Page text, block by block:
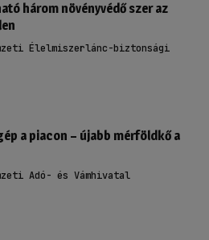
három növényvédő szer az
Élelmiszerlánc-biztonsági
a piacon – újabb mérföldkő a
Adó- és Vámhivatal